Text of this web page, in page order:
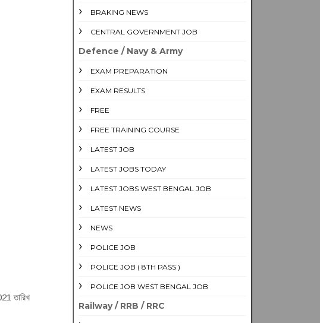
তারিখ
BRAKING NEWS
CENTRAL GOVERNMENT JOB
Defence / Navy & Army
EXAM PREPARATION
EXAM RESULTS
FREE
FREE TRAINING COURSE
LATEST JOB
LATEST JOBS TODAY
LATEST JOBS WEST BENGAL JOB
LATEST NEWS
NEWS
POLICE JOB
POLICE JOB ( 8TH PASS )
POLICE JOB WEST BENGAL JOB
Railway / RRB / RRC